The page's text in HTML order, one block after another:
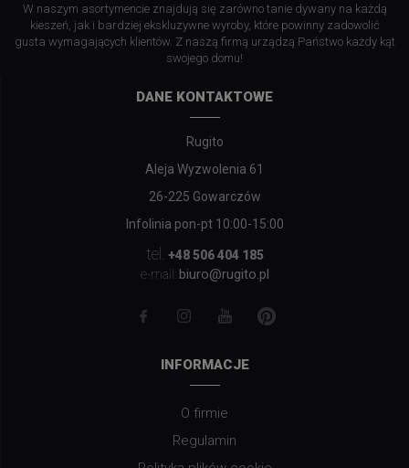
W naszym asortymencie znajdują się zarówno tanie dywany na każdą
kieszeń, jak i bardziej ekskluzywne wyroby, które powinny zadowolić
gusta wymagających klientów. Z naszą firmą urządzą Państwo każdy kąt
swojego domu!
DANE KONTAKTOWE
Rugito
Aleja Wyzwolenia 61
26-225 Gowarczów
Infolinia pon-pt 10:00-15:00
tel. +48 506 404 185
e-mail: biuro@rugito.pl
INFORMACJE
O firmie
Regulamin